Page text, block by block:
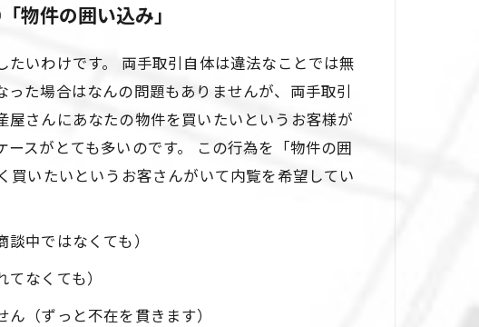
物件の囲い込み」
たいわけです。 両手取引自体は違法なことでは無
った場合はなんの問題もありませんが、両手取引
屋さんにあなたの物件を買いたいというお客様が
スがとても多いのです。 この行為を「物件の囲
買いたいというお客さんがいて内覧を希望してい
中ではなくても）
なくても）
（ずっと不在を貫きます）